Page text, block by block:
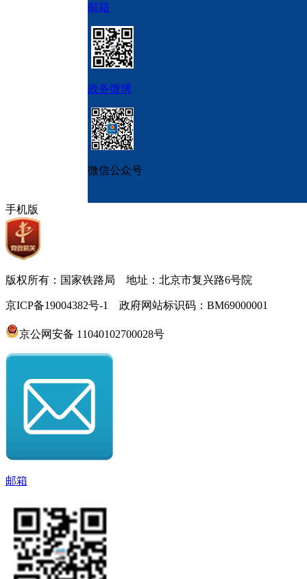
邮箱
政务微博
微信公众号
手机版
版权所有：国家铁路局 地址：北京市复兴路6号院
京ICP备19004382号-1 政府网站标识码：BM69000001
京公网安备 11040102700028号
邮箱